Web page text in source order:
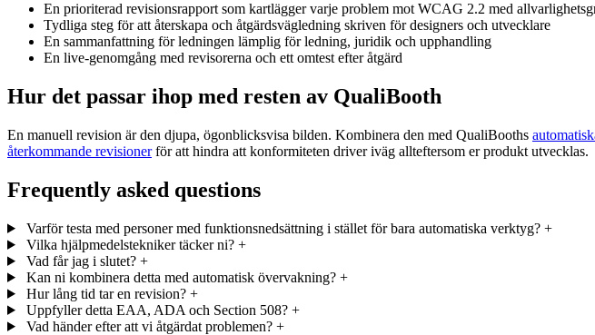
En prioriterad revisionsrapport som kartlägger varje problem mot WCAG 2.2 med
Tydliga steg för att återskapa och åtgärdsvägledning skriven för designers och utvecklare
En sammanfattning för ledningen lämplig för ledning, juridik och upphandling
En live-genomgång med revisorerna och ett omtest efter åtgärd
Hur det passar ihop med resten av QualiBooth
En manuell revision är den djupa, ögonblicksvisa bilden. Kombinera den med QualiBooths
återkommande revisionerför att hindra att konformiteten driver iväg allteftersom er produkt utvecklas.
Frequently asked questions
Varför testa med personer med funktionsnedsättning i stället för bara automatiska verktyg? +
Vilka hjälpmedelstekniker täcker ni? +
Vad får jag i slutet? +
Kan ni kombinera detta med automatisk övervakning? +
Hur lång tid tar en revision? +
Uppfyller detta EAA, ADA och Section 508? +
Vad händer efter att vi åtgärdat problemen? +